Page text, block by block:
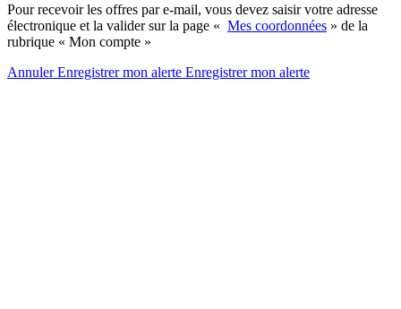
Pour recevoir les offres par e-mail, vous devez saisir votre adresse
électronique et la valider sur la page « Mes coordonnées » de la
rubrique « Mon compte »
AnnulerEnregistrer mon alerte Enregistrermon alerte